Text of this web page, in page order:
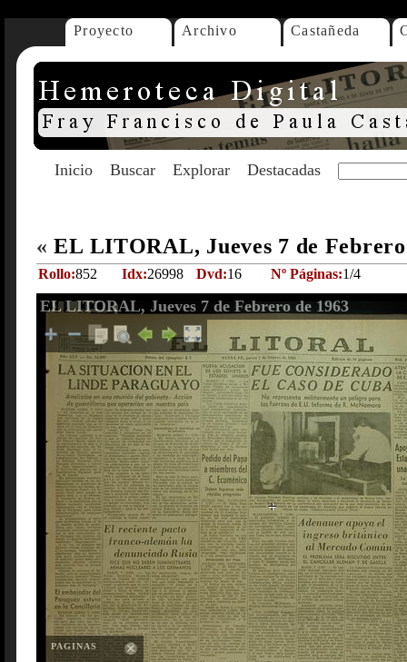
Proyecto Archivo Castañeda
Inicio Buscar Explorar Destacadas
« EL LITORAL, Jueves 7 de
Rollo:852 Idx:26998 Dvd:16 Nº Páginas:1/4
EL LITORAL, Jueves 7 de Febrero de 1963
PAGINAS